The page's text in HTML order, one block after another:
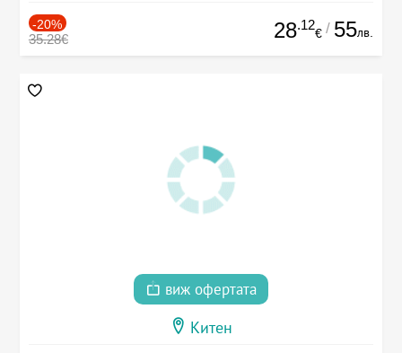
-20%
35.28€ 28.12
€ / 55лв.
виж офертата
Китен